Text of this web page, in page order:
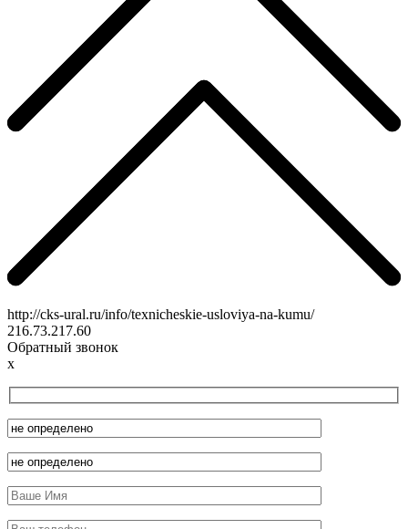
http://cks-ural.ru/info/texnicheskie-usloviya-na-kumu/
216.73.217.60
Обратный звонок
x